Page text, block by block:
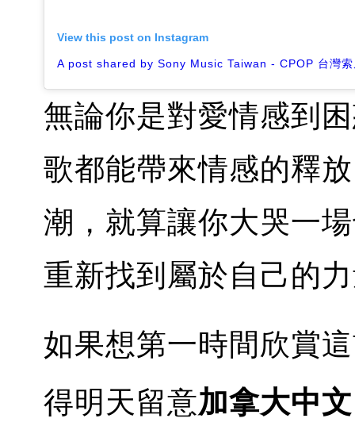
View this post on Instagram
無論你是對愛情感到
歌都能帶來情感的釋
潮，就算讓你大哭一
重新找到屬於自己的
如果想第一時間欣賞
得明天留意加拿大中